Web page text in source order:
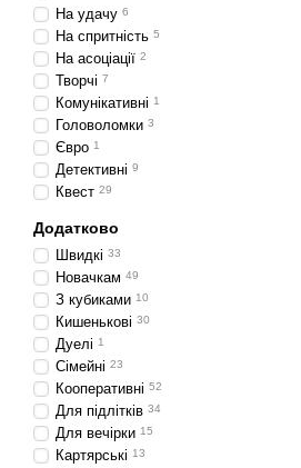
На удачу 6
На спритність 5
На асоціації 2
Творчі 7
Комунікативні 1
Головоломки 3
Євро 1
Детективні 9
Квест 29
Додатково
Швидкі 33
Новачкам 49
З кубиками 10
Кишенькові 30
Дуелі 1
Сімейні 23
Кооперативні 52
Для підлітків 34
Для вечірки 15
Картярські 13